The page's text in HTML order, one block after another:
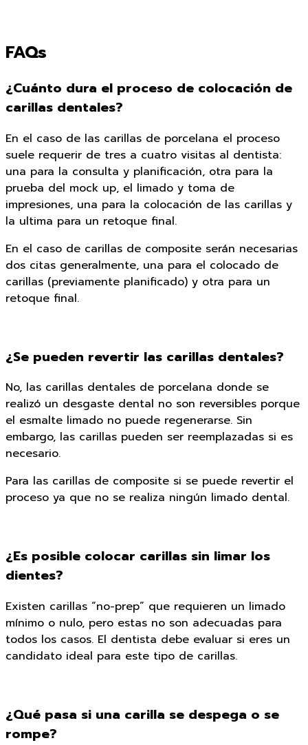
FAQs
¿Cuánto dura el proceso de colocación de
carillas dentales?
En el caso de las carillas de porcelana el proceso
suele requerir de tres a cuatro visitas al dentista:
una para la consulta y planificación, otra para la
prueba del mock up, el limado y toma de
impresiones, una para la colocación de las carillas y
la ultima para un retoque final.
En el caso de carillas de composite serán necesarias
dos citas generalmente, una para el colocado de
carillas (previamente planificado) y otra para un
retoque final.
¿Se pueden revertir las carillas dentales?
No, las carillas dentales de porcelana donde se
realizó un desgaste dental no son reversibles porque
el esmalte limado no puede regenerarse. Sin
embargo, las carillas pueden ser reemplazadas si es
necesario.
Para las carillas de composite si se puede revertir el
proceso ya que no se realiza ningún limado dental.
¿Es posible colocar carillas sin limar los
dientes?
Existen carillas “no-prep” que requieren un limado
mínimo o nulo, pero estas no son adecuadas para
todos los casos. El dentista debe evaluar si eres un
candidato ideal para este tipo de carillas.
¿Qué pasa si una carilla se despega o se
rompe?